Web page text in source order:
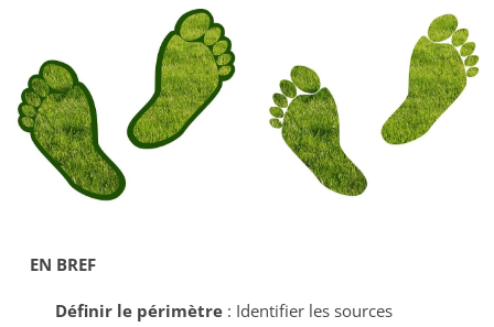
EN BREF
Définir le périmètre: Identifier les sources